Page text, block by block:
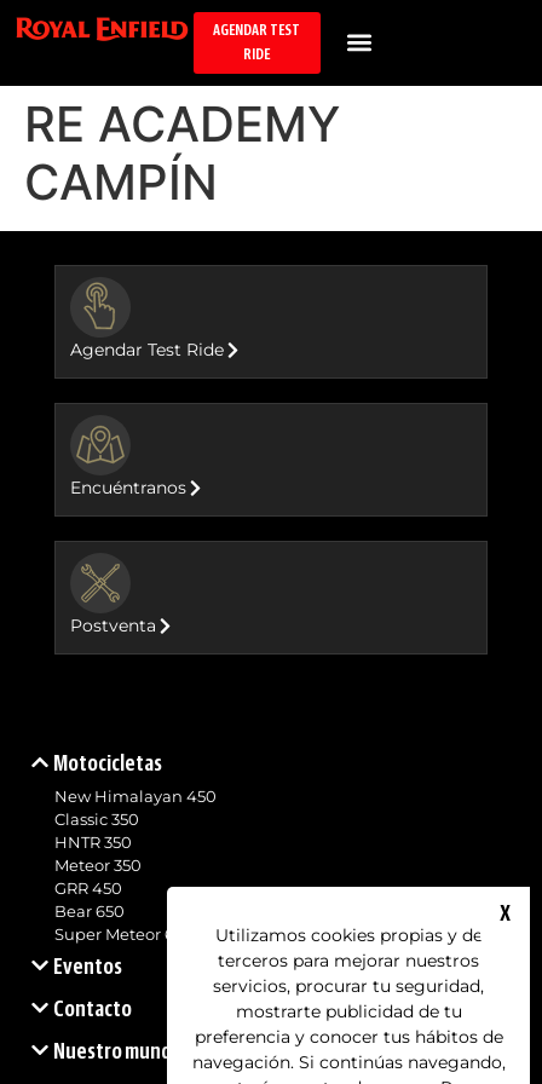
AGENDAR TEST
RIDE
RE ACADEMY
CAMPÍN
Agendar Test Ride
Encuéntranos
Postventa
Motocicletas
New Himalayan 450
Classic 350
HNTR 350
Meteor 350
GRR 450
Bear 650
Super Meteor 650
Eventos
Contacto
Nuestro mundo
X
Utilizamos cookies propias y de
terceros para mejorar nuestros
servicios, procurar tu seguridad,
mostrarte publicidad de tu
preferencia y conocer tus hábitos de
navegación. Si continúas navegando,